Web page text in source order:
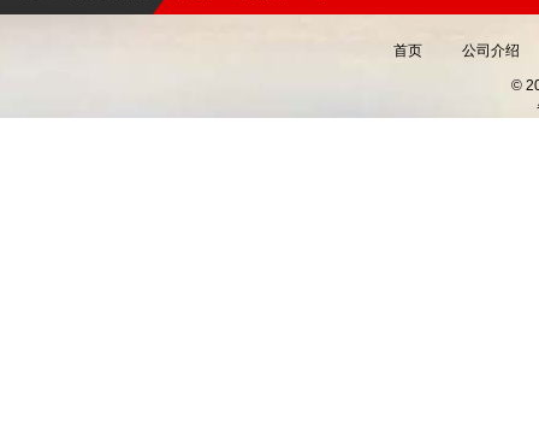
首页 公司介绍
©